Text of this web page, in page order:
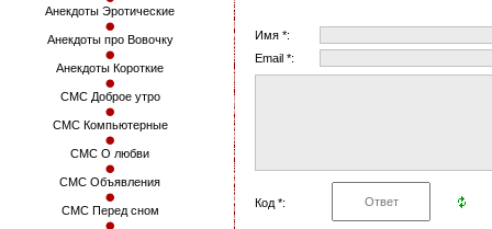
Анекдоты Эротические
Анекдоты про Вовочку
Анекдоты Короткие
СМС Доброе утро
СМС Компьютерные
СМС О любви
СМС Объявления
СМС Перед сном
Имя *:
Email *:
Код *: